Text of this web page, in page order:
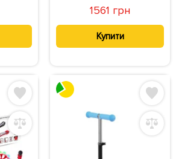
1561 грн
Купити